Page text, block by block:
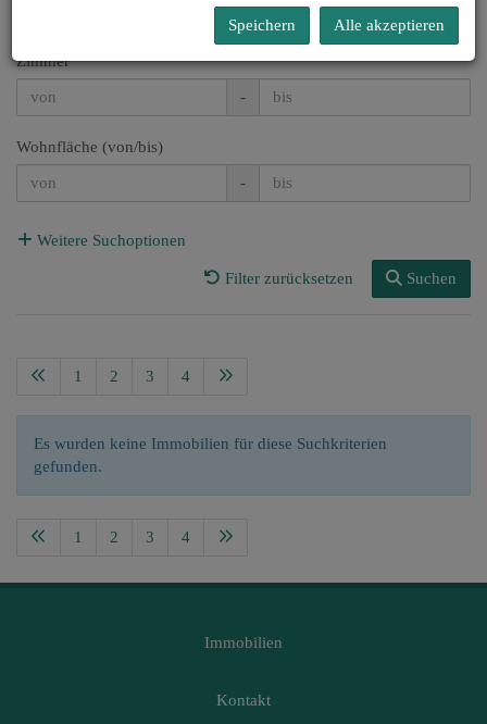
-
Zimmer
-
Wohnfläche (von/bis)
-
Weitere Suchoptionen
Filter zurücksetzen Suchen
1 2 3 4
Es wurden keine Immobilien für diese Suchkriterien
gefunden.
1 2 3 4
Immobilien
Kontakt
Speichern Alle akzeptieren